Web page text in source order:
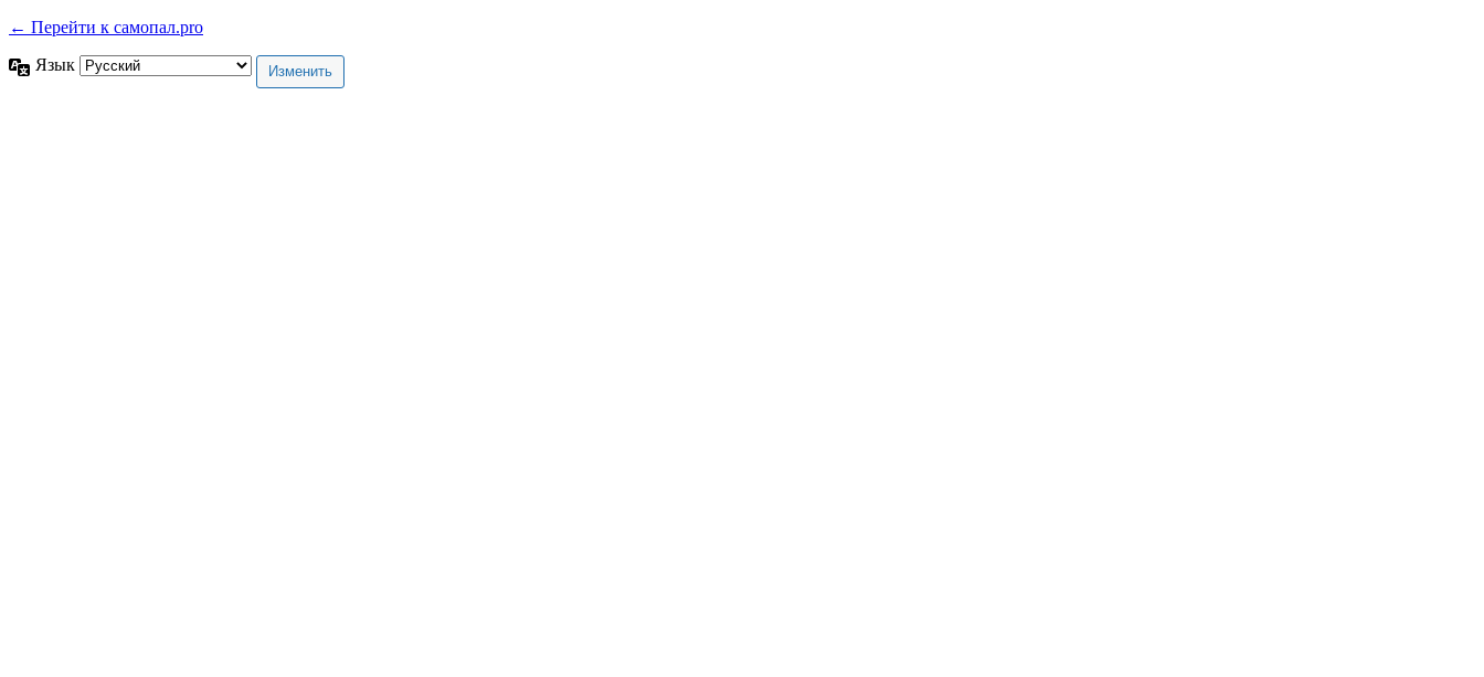
← Перейти к самопал.pro
Язык